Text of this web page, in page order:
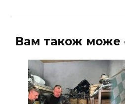
Вам також може